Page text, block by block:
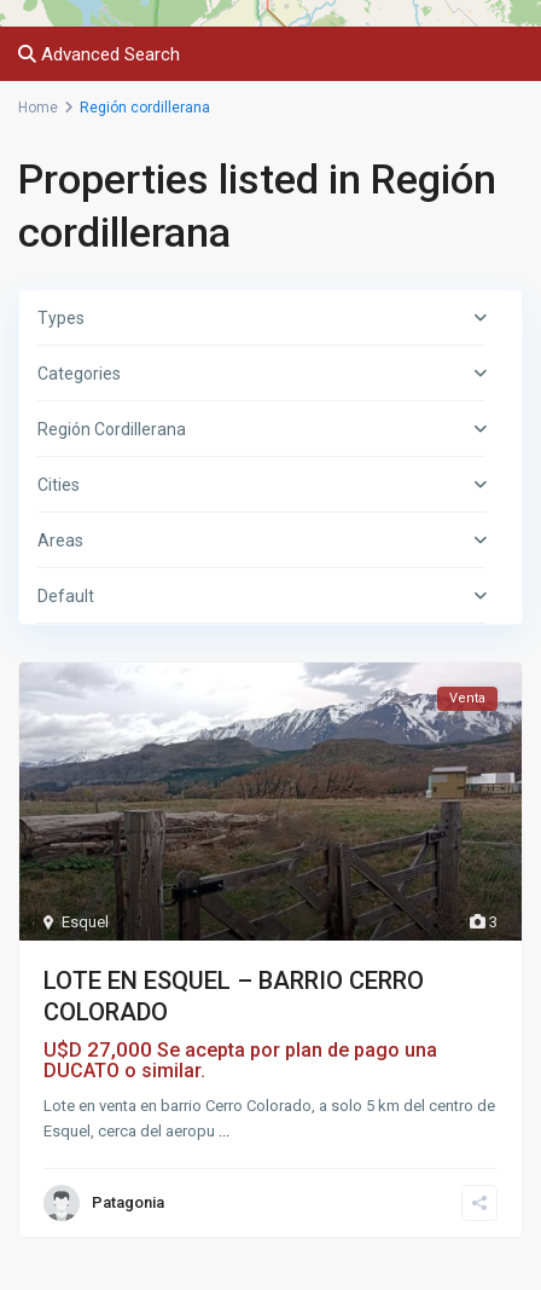
Advanced Search
Home Región cordillerana
Properties listed in Región
cordillerana
Types
Categories
Región Cordillerana
Cities
Areas
Default
3
Esquel
Venta
LOTE EN ESQUEL – BARRIO CERRO
COLORADO
U$D 27,000Se acepta por plan de pago una
DUCATO o similar.
Lote en venta en barrio Cerro Colorado, a solo 5 km del centro de
Esquel, cerca del aeropu ...
Patagonia